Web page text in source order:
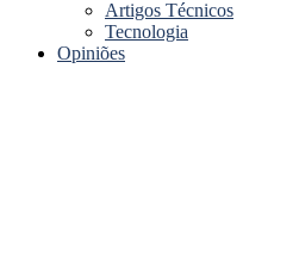
Artigos Técnicos
Tecnologia
Opiniões